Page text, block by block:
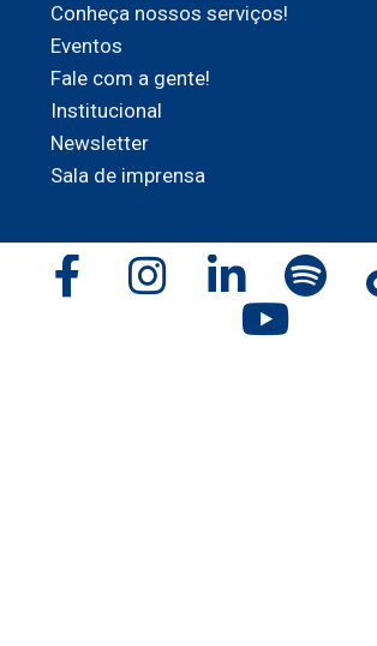
Conheça nossos serviços!
Eventos
Fale com a gente!
Institucional
Newsletter
Sala de imprensa